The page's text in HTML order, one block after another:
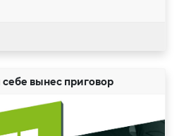
вынес приговор